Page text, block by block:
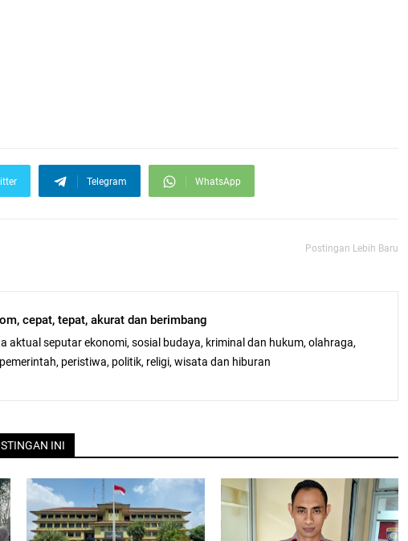
Telegram WhatsApp
Postingan Lebih Baru
cepat, tepat, akurat dan berimbang
aktual seputar ekonomi, sosial budaya, kriminal dan hukum, olahraga,
peristiwa, politik, religi, wisata dan hiburan
INI